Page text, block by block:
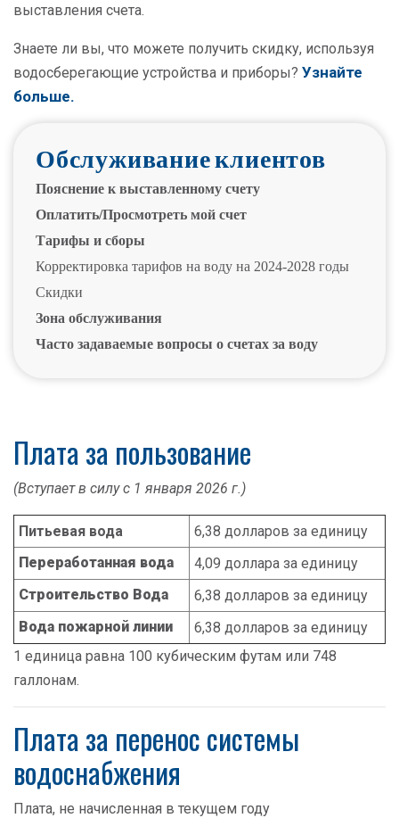
выставления счета.
Знаете ли вы, что можете получить скидку, используя
водосберегающие устройства и приборы? Узнайте
больше.
Обслуживание клиентов
Пояснение к выставленному счету
Оплатить/Просмотреть мой счет
Тарифы и сборы
Корректировка тарифов на воду на 2024-2028 годы
Скидки
Зона обслуживания
Часто задаваемые вопросы о счетах за воду
Плата за пользование
(Вступает в силу с 1 января 2026 г.)
Питьевая вода
6,38 долларов за единицу
Переработанная вода
4,09 доллара за единицу
Строительство Вода
6,38 долларов за единицу
Вода пожарной линии
6,38 долларов за единицу
1 единица равна 100 кубическим футам или 748
галлонам.
Плата за перенос системы
водоснабжения
Плата, не начисленная в текущем году